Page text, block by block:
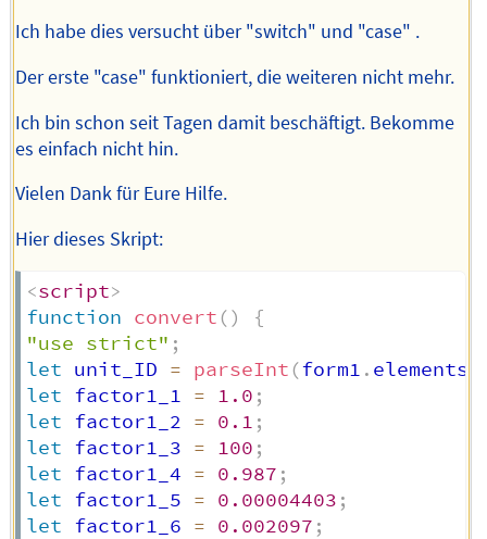
Ich habe dies versucht über "switch" und "case" .
Der erste "case" funktioniert, die weiteren nicht mehr.
Ich bin schon seit Tagen damit beschäftigt. Bekomme
es einfach nicht hin.
Vielen Dank für Eure Hilfe.
Hier dieses Skript:
<script>
function convert ()
{
"use strict" ;
let unit_ID = parseInt (form1 . elements
let factor1_1 = 1.0 ;
let factor1_2 = 0.1 ;
let factor1_3 = 100 ;
let factor1_4 = 0.987 ;
let factor1_5 = 0.00004403 ;
let factor1_6 = 0.002097 ;